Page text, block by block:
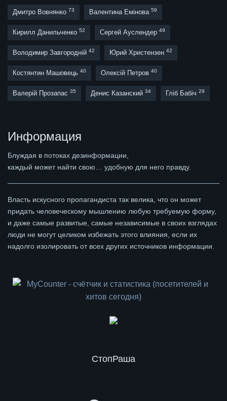
Дмитро Вовнянко 73 Валентина Емінова 59
Кирилл Данильченко 52 Сергей Ауслендер 49
Володимир Завгородній 42 Юрий Христензен 42
Костянтин Машовець 40 Олексій Петров 40
Валерій Прозапас 35 Денис Казанский 34 Гліб Бабіч 29
Информация
Блуждая в потоках дезинформации,
каждый может найти свою… удобную для него правду.
Власть искусного пропагандиста так велика, что он может
придать человеческому мышлению любую требуемую форму,
и даже самые развитые, самые независимые в своих взглядах
люди не могут целиком избежать этого влияния, если их
надолго изолировать от всех других источников информации.
СтопРаша